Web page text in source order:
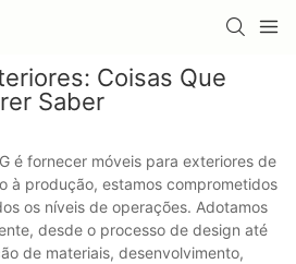
Coisas Que
Saber
é fornecer móveis para exteriores de
à produção, estamos comprometidos
os níveis de operações. Adotamos
desde o processo de design até
de materiais, desenvolvimento,